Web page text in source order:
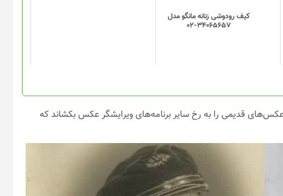
کیف رودوشی زنانه مانگو مدل
34065657-02
قدیمی را به رخ سایر برنامه‌های ویرایشگر عکس بکشاند که